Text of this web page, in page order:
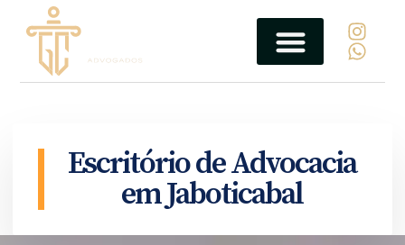
Escritório de Advocacia
em Jaboticabal